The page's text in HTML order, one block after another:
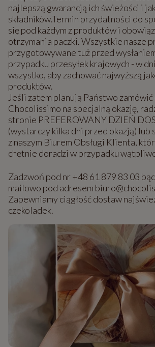
najlepszą gwarancją ich świeżości i
składników.Termin przydatności do
się pod każdym z produktów i
otrzymania paczki. Wszystkie nasze
przygotowywane tuż przed
przypadku przesyłek krajowych - w
wszystko, aby zachować najwyższą
produktów.
Jeśli zatem planują Państwo
Chocolissimo na specjalną okazję,
stronie PREFEROWANY DZIEŃ
(wystarczy kilka dni przed okazją) lub
z naszym Biurem Obsługi Klienta,
chętnie doradzi w przypadku
Zadzwoń pod nr +48 61 879 83 03
mailowo pod adresem
Zapewniamy ciągłość dostaw
czekoladek.